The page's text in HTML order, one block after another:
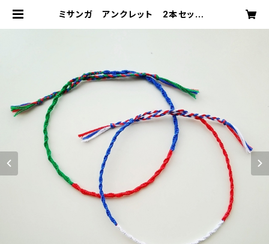
ミサンガ アンクレット 2本セット |